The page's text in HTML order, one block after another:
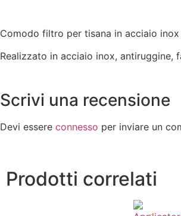
Comodo filtro per tisana in acciaio
Realizzato in acciaio inox, antiruggine,
Scrivi una recensione
Devi essere connesso per inviare un
Prodotti correlati